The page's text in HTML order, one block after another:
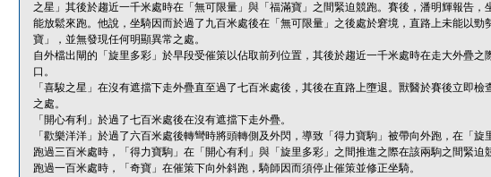
之星」其後於趨近一千米處時在「無可限量」與「福滿寶」之間緊迫競跑。賽後，潘明輝報告
能放鬆來跑。他說，坐騎因而於過了九百米處後在「無可限量」之後處於窘境，直路上未能以勁
寶」，並無發現任何明顯異常之處。
自外檔出閘的「旋里多彩」於早段受催策以佔取前列位置，其後於趨近一千米處時在走大外疊
口。
「喜駿之星」在沒有遮擋下走外疊直至過了七百米處後，其後在直路上墮退。獸醫於賽後立即
之處。
「開心有利」於過了七百米處後在沒有遮擋下走外疊。
「歡樂洋洋」於過了六百米處後轉彎時將頭轉側及外閃，導致「得力寶駒」被帶向外跑，在「旋
跑過三百米處時，「得力寶駒」在「開心有利」與「旋里多彩」之間推進之際在該兩駒之間緊迫
跑過一百米處時，「奇寶」在催策下向外斜跑，騎師因而須停止催策並修正坐騎。